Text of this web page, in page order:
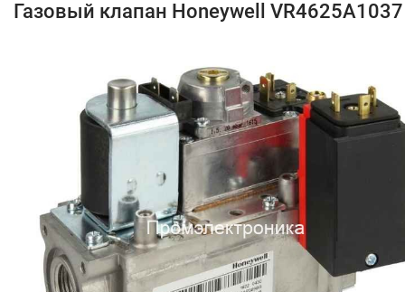
Газовый клапан Honeywell VR4625A1037